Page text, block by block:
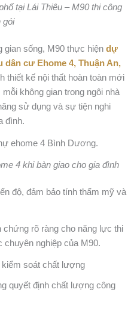
tại Lái Thiêu – M90 thi công
gói
gian sống, M90 thực hiện dự
cư Ehome 4, Thuận An,
thiết kế nội thất hoàn toàn mới
không gian trong ngôi nhà
sử dụng và sự tiện nghi
đình.
4 khi bàn giao cho gia đình
độ, đảm bảo tính thẩm mỹ và
rõ ràng cho năng lực thi
nghiệp của M90.
soát chất lượng
quyết định chất lượng công